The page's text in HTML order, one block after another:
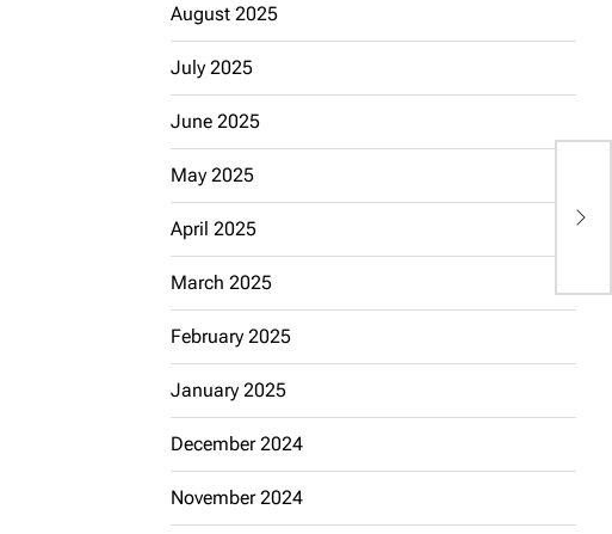
August 2025
July 2025
June 2025
May 2025
April 2025
March 2025
February 2025
January 2025
December 2024
November 2024